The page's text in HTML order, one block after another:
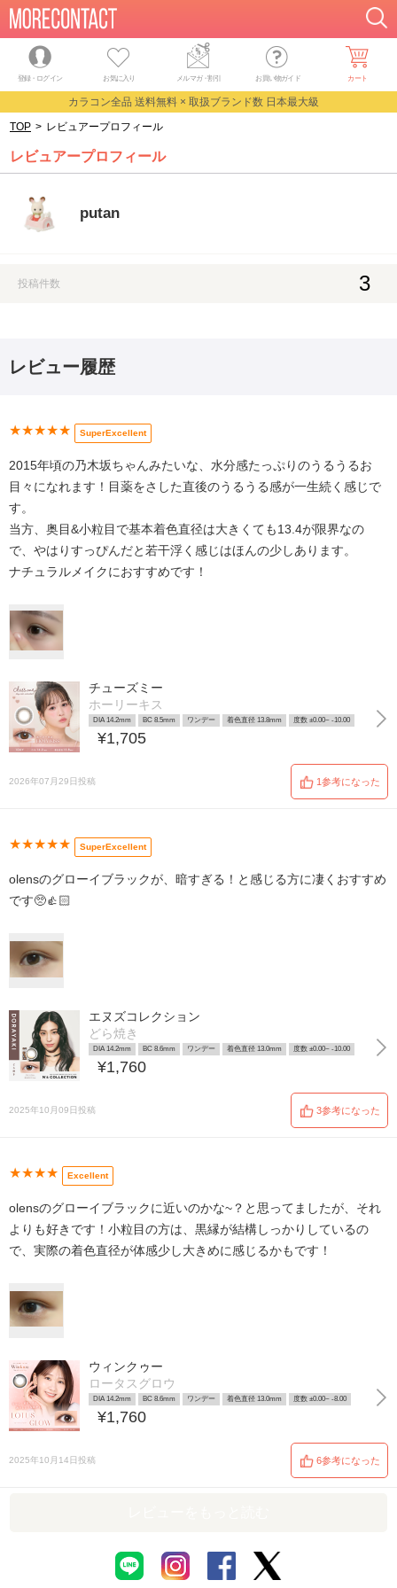
登録・ログイン お気に入り メルマガ・割引 お買い物ガイド カート
カラコン全品 送料無料 × 取扱ブランド数 日本最大級
TOP > レビュアープロフィール
レビュアープロフィール
putan
投稿件数 3
レビュー履歴
★★★★★ SuperExcellent
2015年頃の乃木坂ちゃんみたいな、水分感たっぷりのうるうるお
目々になれます！目薬をさした直後のうるうる感が一生続く感じで
す。
当方、奥目&小粒目で基本着色直径は大きくても13.4が限界なの
で、やはりすっぴんだと若干浮く感じはほんの少しあります。
ナチュラルメイクにおすすめです！
チューズミー
ホーリーキス
DIA 14.2mm BC 8.5mm ワンデー 着色直径 13.8mm 度数 ±0.00~ -10.00
¥1,705
2026年07月29日投稿 1参考になった
★★★★★ SuperExcellent
olensのグローイブラックが、暗すぎる！と感じる方に凄くおすすめ
です🥺👍🏻
エヌズコレクション
どら焼き
DIA 14.2mm BC 8.6mm ワンデー 着色直径 13.0mm 度数 ±0.00~ -10.00
¥1,760
2025年10月09日投稿 3参考になった
★★★★ Excellent
olensのグローイブラックに近いのかな~？と思ってましたが、それ
よりも好きです！小粒目の方は、黒縁が結構しっかりしているの
で、実際の着色直径が体感少し大きめに感じるかもです！
ウィンクゥー
ロータスグロウ
DIA 14.2mm BC 8.6mm ワンデー 着色直径 13.0mm 度数 ±0.00~ -8.00
¥1,760
2025年10月14日投稿 6参考になった